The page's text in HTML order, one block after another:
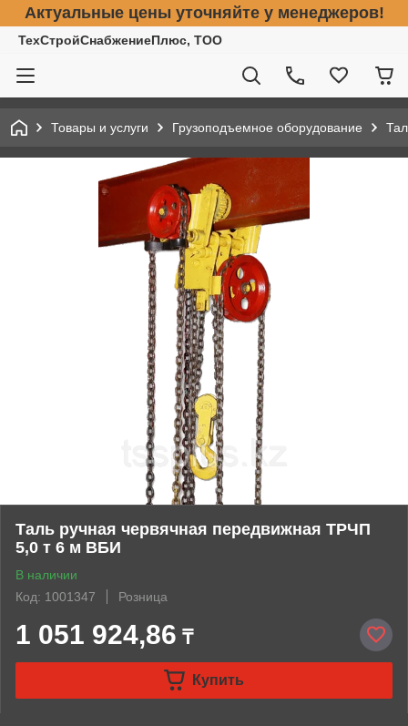
Актуальные цены уточняйте у менеджеров!
ТехСтройСнабжениеПлюс, ТОО
Товары и услуги Грузоподъемное оборудование
Таль ручная червячная передвижная ТРЧП
5,0 т 6 м ВБИ
В наличии
Код: 1001347
Розница
1 051 924,86 ₸
Купить